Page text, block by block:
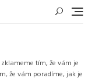
tím, že vám je
že vám poradíme, jak je